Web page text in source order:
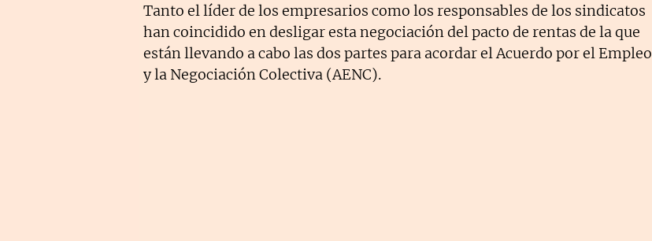
Tanto el líder de los empresarios como los responsables de los sindicatos
han coincidido en desligar esta negociación del pacto de rentas de la que
están llevando a cabo las dos partes para acordar el Acuerdo por el Empleo
y la Negociación Colectiva (AENC).